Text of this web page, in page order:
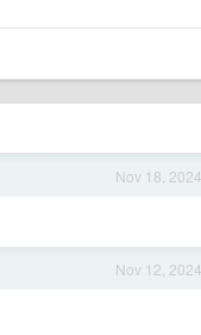
Nov 18, 2024
Nov 12, 2024